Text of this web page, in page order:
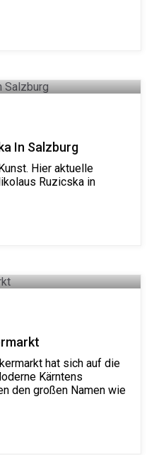
In Salzburg
Hier aktuelle
Ruzicska in
hat sich auf die
Kärntens
den großen Namen wie